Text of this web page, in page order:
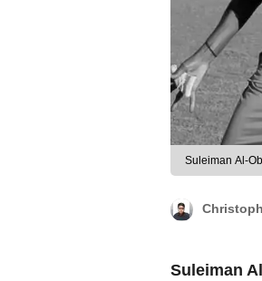
Suleiman Al-
Suleiman